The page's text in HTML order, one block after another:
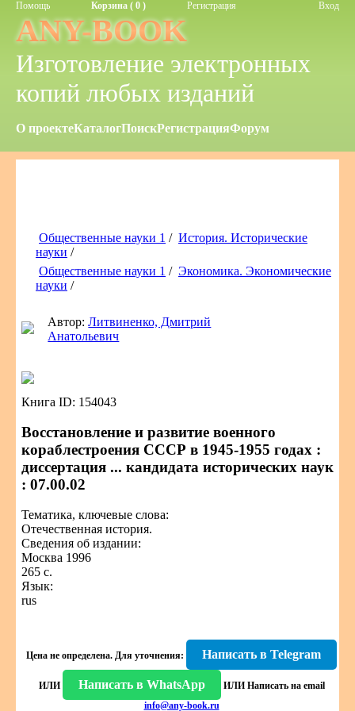
Помощь Корзина ( 0 ) Регистрация Вход
ANY-BOOK
Изготовление электронных
копий любых изданий
О проектеКаталогПоискРегистрацияФорум
Общественные науки 1 / История. Исторические
науки /
Общественные науки 1 / Экономика. Экономические
науки /
Автор:Литвиненко, Дмитрий
Анатольевич
Книга ID: 154043
Восстановление и развитие военного
кораблестроения СССР в 1945-1955 годах :
диссертация ... кандидата исторических наук
: 07.00.02
Тематика, ключевые слова:
Отечественная история.
Сведения об издании:
Москва 1996
265 с.
Язык:
rus
Цена не определена. Для уточнения: Написать в Telegram
ИЛИ Написать в WhatsApp ИЛИ Написать на email
info@any-book.ru